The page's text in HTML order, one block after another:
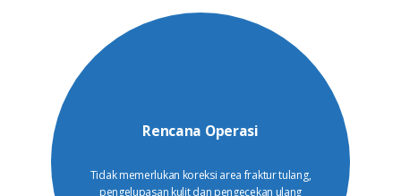
Rencana Operasi
Tidak memerlukan koreksi area fraktur tulang,
pengelupasan kulit dan pengecekan ulang